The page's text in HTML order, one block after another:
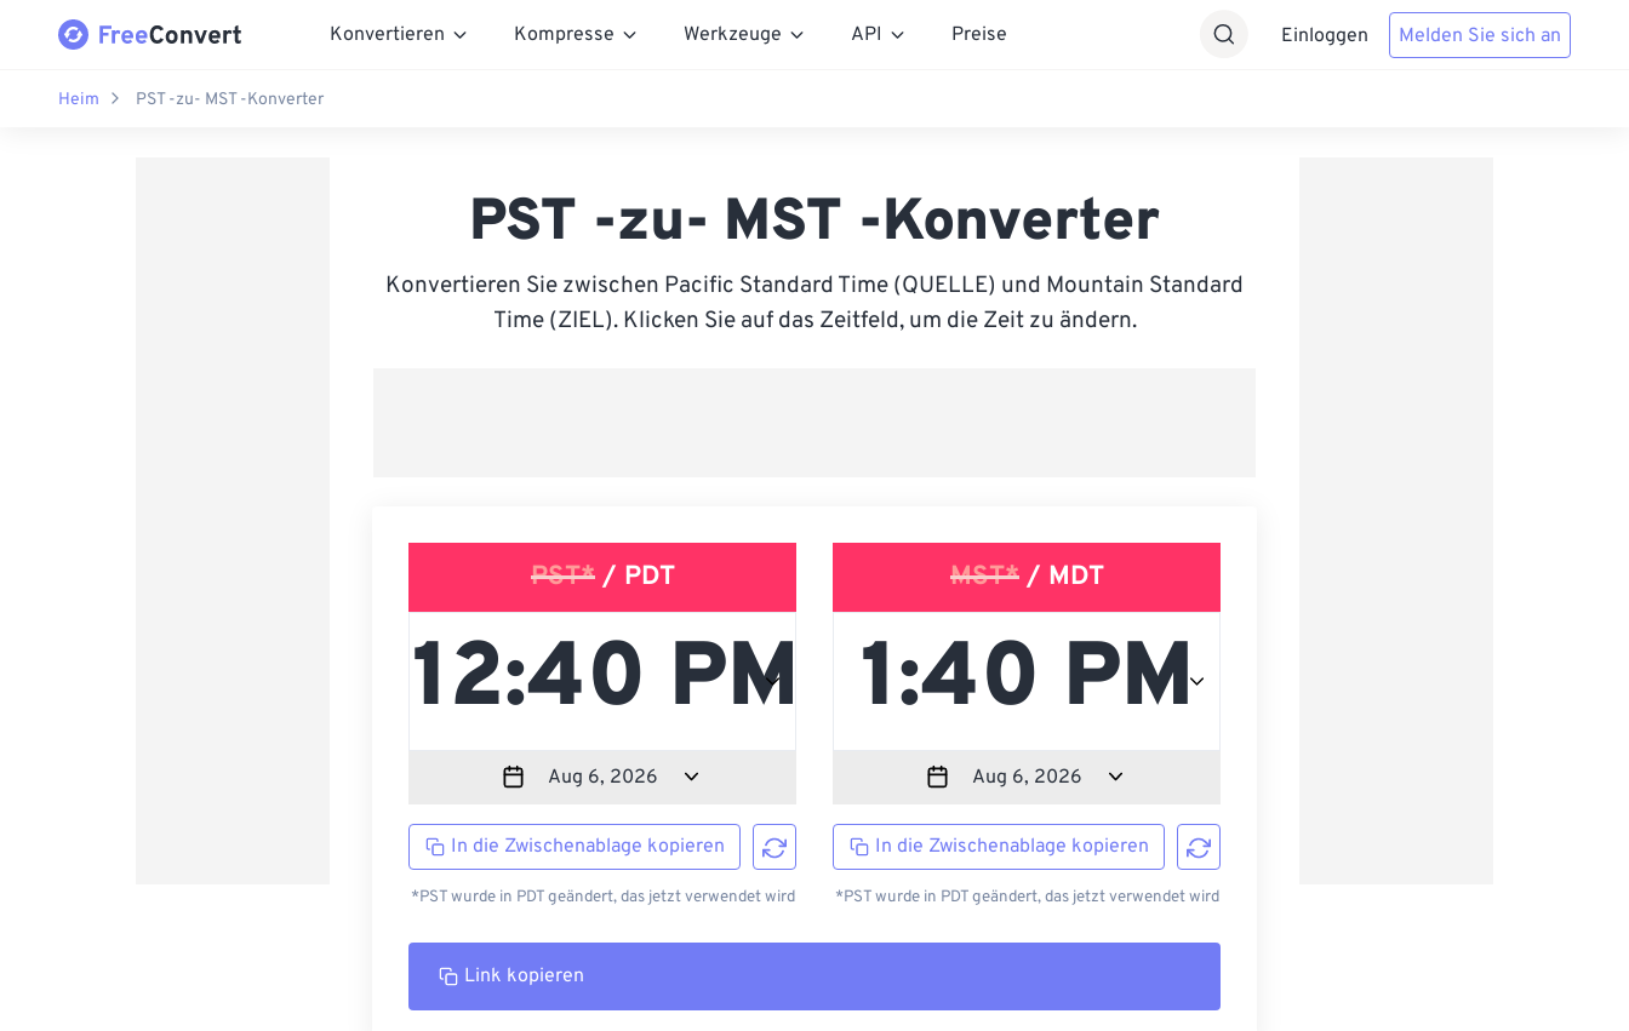
Konvertieren Kompresse Werkzeuge API Preise Einloggen Melden Sie sich an
Heim PST -zu- MST -Konverter
PST -zu- MST -Konverter
Konvertieren Sie zwischen Pacific Standard Time (QUELLE) und Mountain Standard
Time (ZIEL). Klicken Sie auf das Zeitfeld, um die Zeit zu ändern.
PST*/ PDT
In die Zwischenablage kopieren
*PST wurde in PDT geändert, das jetzt verwendet wird
MST*/ MDT
In die Zwischenablage kopieren
*PST wurde in PDT geändert, das jetzt verwendet wird
Link kopieren